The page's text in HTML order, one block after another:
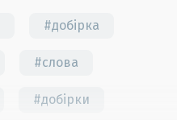
#добірка
#слова
#добірки